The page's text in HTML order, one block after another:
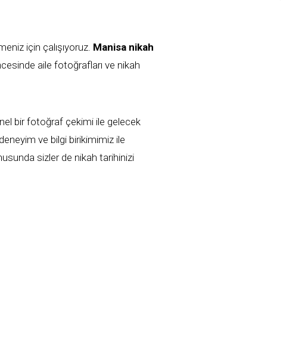
için çalışıyoruz. Manisa nikah
aile fotoğrafları ve nikah
bir fotoğraf çekimi ile gelecek
ve bilgi birikimimiz ile
sizler de nikah tarihinizi